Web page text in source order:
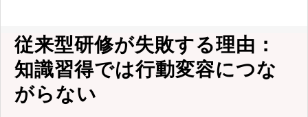
従来型研修が失敗する理由：
知識習得では行動変容につな
がらない